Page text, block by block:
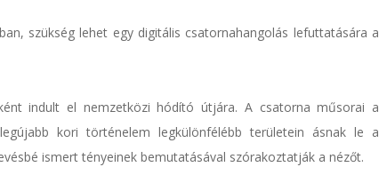
szükség lehet egy digitális csatornahangolás lefuttatására a
indult el nemzetközi hódító útjára. A csatorna műsorai a
kori történelem legkülönfélébb területein ásnak le a
ismert tényeinek bemutatásával szórakoztatják a nézőt.